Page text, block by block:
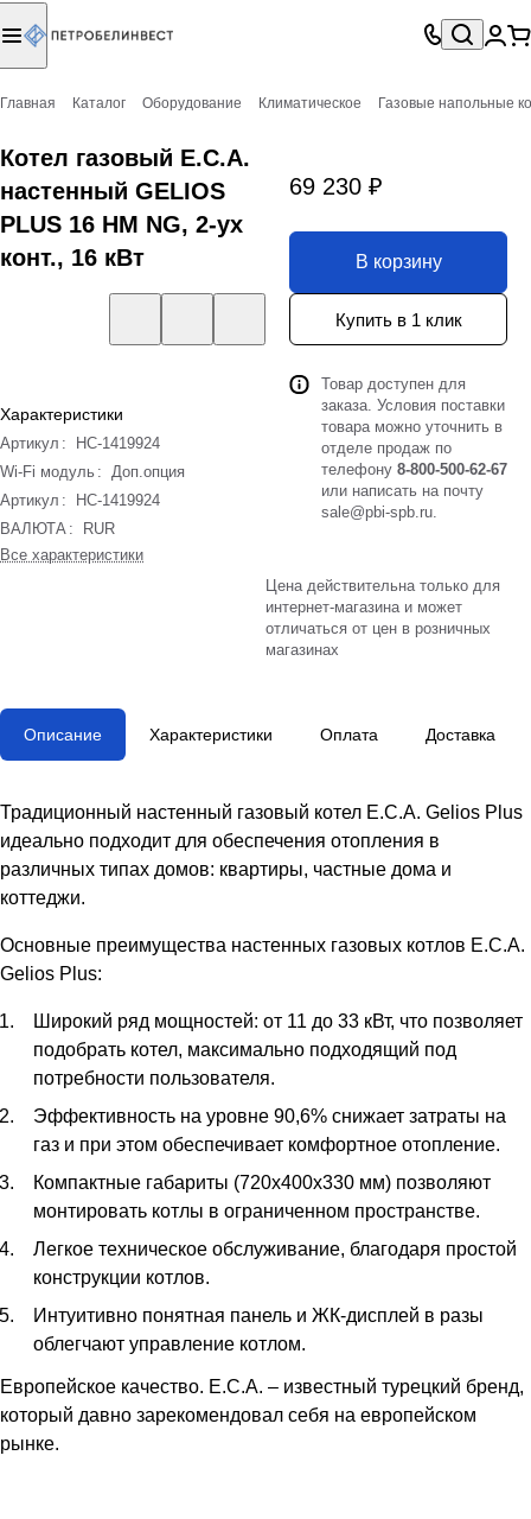
Главная Каталог Оборудование Климатическое Газовые напольные
Котел газовый E.C.A.
настенный GELIOS
PLUS 16 HM NG, 2-ух
конт., 16 кВт
Характеристики
Артикул :
НС-1419924
Wi-Fi модуль : Доп.опция
Артикул :
НС-1419924
ВАЛЮТА :
RUR
Все характеристики
69 230 ₽
В корзину
Купить в 1 клик
Товар доступен для
заказа. Условия поставки
товара можно уточнить в
отделе продаж по
телефону 8-800-500-62-67
или написать на почту
sale@pbi-spb.ru.
Цена действительна только для
интернет-магазина и может
отличаться от цен в розничных
магазинах
Описание Характеристики Оплата Доставка
Традиционный настенный газовый котел Е.С.А. Gelios Plus
идеально подходит для обеспечения отопления в
различных типах домов: квартиры, частные дома и
коттеджи.
Основные преимущества настенных газовых котлов Е.С.А.
Gelios Plus:
Широкий ряд мощностей: от 11 до 33 кВт, что позволяет
подобрать котел, максимально подходящий под
потребности пользователя.
Эффективность на уровне 90,6% снижает затраты на
газ и при этом обеспечивает комфортное отопление.
Компактные габариты (720х400х330 мм) позволяют
монтировать котлы в ограниченном пространстве.
Легкое техническое обслуживание, благодаря простой
конструкции котлов.
Интуитивно понятная панель и ЖК-дисплей в разы
облегчают управление котлом.
Европейское качество. Е.С.А. – известный турецкий бренд,
который давно зарекомендовал себя на европейском
рынке.